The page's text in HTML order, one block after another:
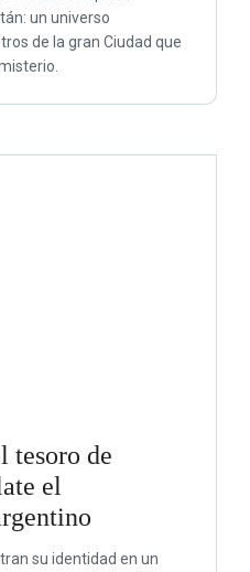
un universo
de la gran Ciudad que
tesoro de
el
su identidad en un